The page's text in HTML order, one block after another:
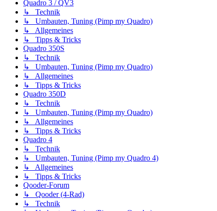
Quadro 3 / QV3
↳ Technik
↳ Umbauten, Tuning (Pimp my Quadro)
↳ Allgemeines
↳ Tipps & Tricks
Quadro 350S
↳ Technik
↳ Umbauten, Tuning (Pimp my Quadro)
↳ Allgemeines
↳ Tipps & Tricks
Quadro 350D
↳ Technik
↳ Umbauten, Tuning (Pimp my Quadro)
↳ Allgemeines
↳ Tipps & Tricks
Quadro 4
↳ Technik
↳ Umbauten, Tuning (Pimp my Quadro 4)
↳ Allgemeines
↳ Tipps & Tricks
Qooder-Forum
↳ Qooder (4-Rad)
↳ Technik